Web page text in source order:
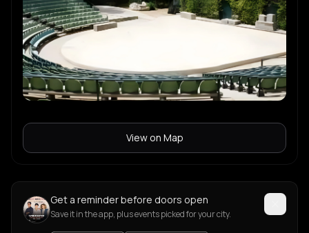
View on Map
Get a reminder before doors open
Save it in the app, plus events picked for your city.